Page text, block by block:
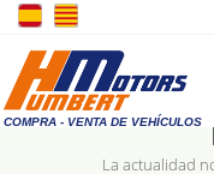
COMPRA - VENTA DE VEHÍCULOS
La actualidad